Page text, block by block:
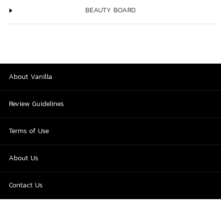
BEAUTY BOARD
About Vanilla
Review Guidelines
Terms of Use
About Us
Contact Us